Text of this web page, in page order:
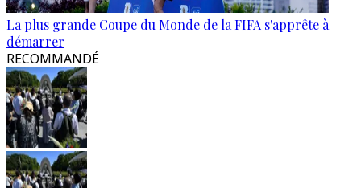
La plus grande Coupe du Monde de la FIFA s'apprête à
démarrer
RECOMMANDÉ